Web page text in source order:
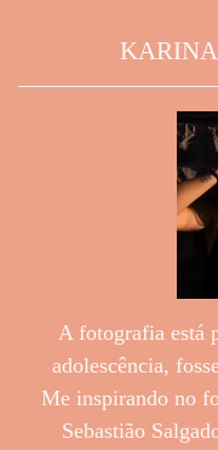
A fotografia está
adolescência,
Me inspirando no
Sebastião